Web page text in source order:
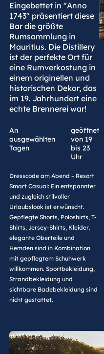
Eingebettet in "Anno
1743" präsentiert diese
Bar die größte
Rumsammlung in
Mauritius. Die Distillery
ist der perfekte Ort für
eine Rumverkostung in
einem originellen und
historischen Dekor, das
im 19. Jahrhundert eine
echte Brennerei war!
An
ausgewählten
Tagen
geöffnet
von 19
bis 23
Uhr
Dresscode am Abend – Resort
Smart Casual: Ein entspannter
und zugleich stilvoller
Urlaubslook ist erwünscht.
Gepflegte Shorts, Poloshirts, T-
Shirts, Jersey-Shirts, Kleider,
elegante Oberteile und
Hemden sind in Kombination
mit gepflegtem Schuhwerk
willkommen. Sportbekleidung,
Strandbekleidung und
sichtbare Badebekleidung sind
nicht gestattet.